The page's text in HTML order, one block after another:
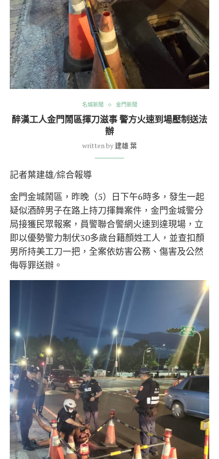
名城新聞 金門新聞
醉漢工人金門鬧區揮刀滋事 警方火速到場壓制送法
辦
written by 建雄 葉
記者葉建雄/綜合報導
金門金城鬧區，昨晚（5）日下午6時多，發生一起
疑似酒醉男子在路上持刀揮舞案件，金門金城警分
局接獲民眾報案，員警聯合警網火速到達現場，立
即以優勢警力制伏30多歲台籍顏姓工人，並查扣顏
男所持美工刀一把，全案依妨害公務、傷害及公然
侮辱罪送辦。